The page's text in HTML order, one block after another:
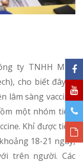
ty TNHH MTV
cho biết đây là
lâm sàng vaccine.
một nhóm tiêm
Khỉ được tiêm
18-21 ngày,
trên người. Các